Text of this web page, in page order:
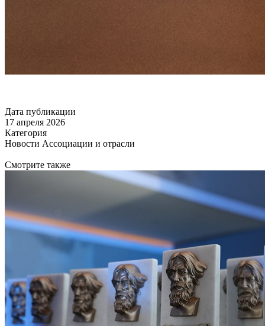
Дата публикации
17 апреля 2026
Категория
Новости Ассоциации и отрасли
Смотрите также